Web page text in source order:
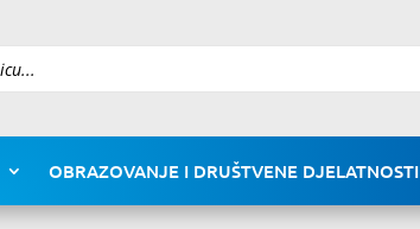
OBRAZOVANJE I DRUŠTVENE DJELATNOSTI